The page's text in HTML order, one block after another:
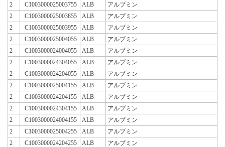
2
C1003000025003755 ALB
アルブミン
2
C1003000025003855 ALB
アルブミン
2
C1003000025003955 ALB
アルブミン
2
C1003000025004055 ALB
アルブミン
2
C1003000024004055 ALB
アルブミン
2
C1003000024304055 ALB
アルブミン
2
C1003000024204055 ALB
アルブミン
2
C1003000025004155 ALB
アルブミン
2
C1003000024204155 ALB
アルブミン
2
C1003000024304155 ALB
アルブミン
2
C1003000024004155 ALB
アルブミン
2
C1003000025004255 ALB
アルブミン
2
C1003000024204255 ALB
アルブミン